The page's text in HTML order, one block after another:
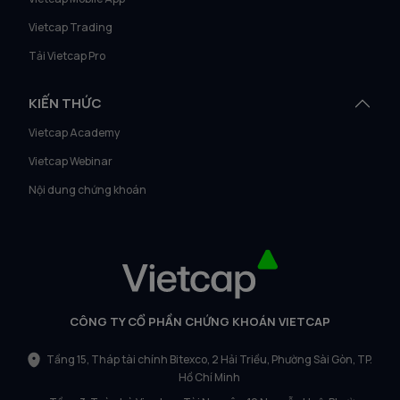
Vietcap Trading
Tải Vietcap Pro
KIẾN THỨC
Vietcap Academy
Vietcap Webinar
Nội dung chứng khoán
CÔNG TY CỔ PHẦN CHỨNG KHOÁN VIETCAP
Tầng 15, Tháp tài chính Bitexco, 2 Hải Triều, Phường Sài Gòn, TP.
Hồ Chí Minh